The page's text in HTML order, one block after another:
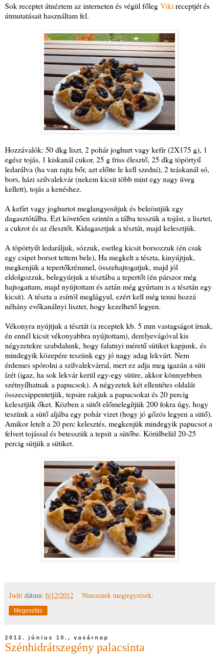
Sok receptet átnéztem az interneten és végül főleg Vikireceptjét és
útmutatásait használtam fel.
Hozzávalók: 50 dkg liszt, 2 pohár joghurt vagy kefír (2X175 g), 1
egész tojás, 1 kiskanál cukor, 25 g friss élesztő, 25 dkg töpörtyű
ledarálva (ha van rajta bőr, azt előtte le kell szedni), 2 teáskanál só,
bors, házi szilvalekvár (nekem kicsit több mint egy nagy üveg
kellett), tojás a kenéshez.
A kefírt vagy joghurtot meglangyosítjuk és beleöntjük egy
dagasztótálba. Ezt követően szintén a tálba tesszük a tojást, a lisztet,
a cukrot és az élesztőt. Kidagasztjuk a tésztát, majd kelesztjük.
A töpörtyűt ledaráljuk, sózzuk, esetleg kicsit borsozzuk (én csak
egy csipet borsot tettem bele), Ha megkelt a tészta, kinyújtjuk,
megkenjük a tepertőkrémmel, összehajtogatjuk, majd jól
eldolgozzuk, belegyúrjuk a tésztába a tepertőt (én párszor még
hajtogattam, majd nyújtottam és aztán még gyúrtam is a tésztán egy
kicsit). A tészta a zsírtól meglágyul, ezért kell még tenni hozzá
néhány evőkanálnyi lisztet, hogy kezelhető legyen.
Vékonyra nyújtjuk a tésztát (a receptek kb. 5 mm vastagságot írnak,
én ennél kicsit vékonyabbra nyújtottam), derelyevágóval kis
négyzetekre szabdalunk, hogy falatnyi méretű sütiket kapjunk, és
mindegyik közepére teszünk egy jó nagy adag lekvárt. Nem
érdemes spórolni a szilvalekvárral, mert ez adja meg igazán a süti
ízét (igaz, ha sok lekvár kerül egy-egy sütire, akkor könnyebben
szétnyílhatnak a papucsok). A négyzetek két ellentétes oldalát
összecsippentetjük, tepsire rakjuk a papucsokat és 20 percig
kelesztjük őket. Közben a sütőt előmelegítjük 200 fokra úgy, hogy
teszünk a sütő aljába egy pohár vizet (hogy jó gőzös legyen a sütő).
Amikor letelt a 20 perc kelesztés, megkenjük mindegyik papucsot a
felvert tojással és betesszük a tepsit a sütőbe. Körülbelül 20-25
percig sütjük a sütiket.
Judit dátum: 6/12/2012 Nincsenek megjegyzések:
Megosztás
2012. június 10., vasárnap
Szénhidrátszegény palacsinta